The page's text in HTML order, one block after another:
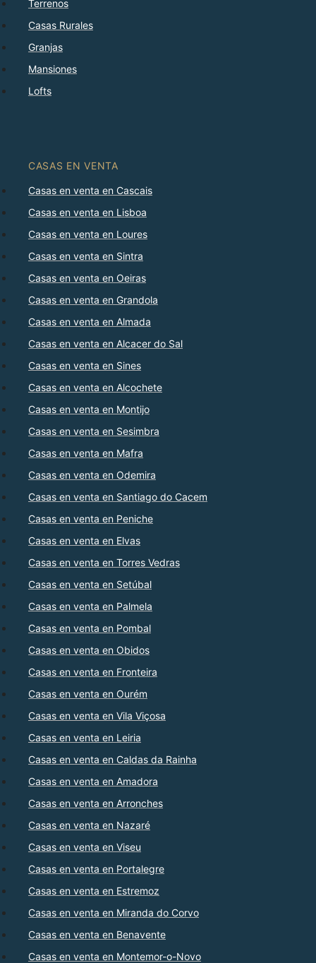
Terrenos
Casas Rurales
Granjas
Mansiones
Lofts
CASAS EN VENTA
Casas en venta en Cascais
Casas en venta en Lisboa
Casas en venta en Loures
Casas en venta en Sintra
Casas en venta en Oeiras
Casas en venta en Grandola
Casas en venta en Almada
Casas en venta en Alcacer do Sal
Casas en venta en Sines
Casas en venta en Alcochete
Casas en venta en Montijo
Casas en venta en Sesimbra
Casas en venta en Mafra
Casas en venta en Odemira
Casas en venta en Santiago do Cacem
Casas en venta en Peniche
Casas en venta en Elvas
Casas en venta en Torres Vedras
Casas en venta en Setúbal
Casas en venta en Palmela
Casas en venta en Pombal
Casas en venta en Obidos
Casas en venta en Fronteira
Casas en venta en Ourém
Casas en venta en Vila Viçosa
Casas en venta en Leiria
Casas en venta en Caldas da Rainha
Casas en venta en Amadora
Casas en venta en Arronches
Casas en venta en Nazaré
Casas en venta en Viseu
Casas en venta en Portalegre
Casas en venta en Estremoz
Casas en venta en Miranda do Corvo
Casas en venta en Benavente
Casas en venta en Montemor-o-Novo